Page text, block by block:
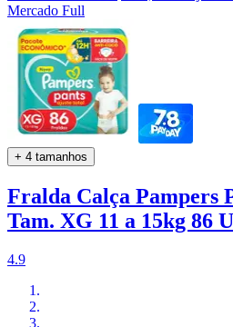
Mercado Full
+ 4 tamanhos
Fralda Calça Pampers
Tam. XG 11 a 15kg 86
4.9